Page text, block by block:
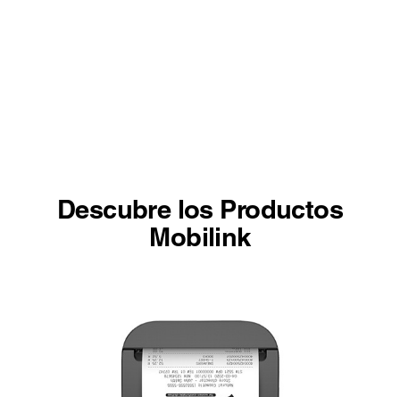
Descubre los Productos
Mobilink